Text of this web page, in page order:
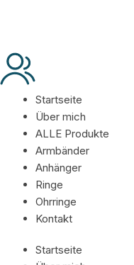
Startseite
Über mich
ALLE Produkte
Armbänder
Anhänger
Ringe
Ohrringe
Kontakt
Startseite